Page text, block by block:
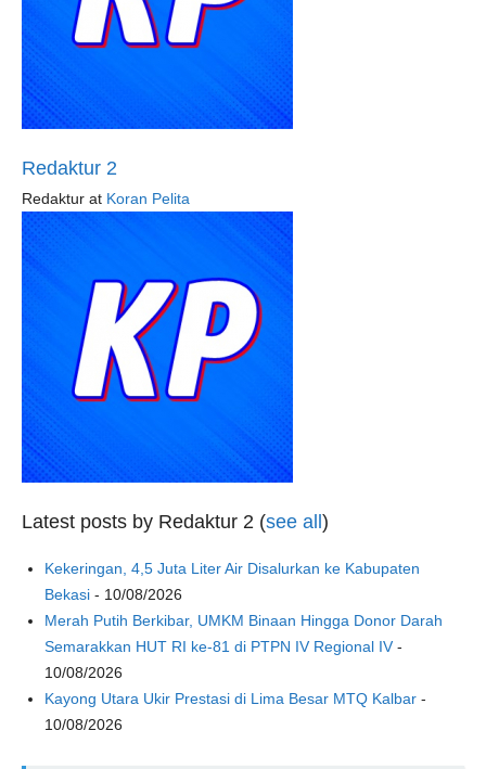
Redaktur 2
Redaktur at Koran Pelita
Latest posts by Redaktur 2 (see all)
Kekeringan, 4,5 Juta Liter Air Disalurkan ke Kabupaten
Bekasi - 10/08/2026
Merah Putih Berkibar, UMKM Binaan Hingga Donor Darah
Semarakkan HUT RI ke-81 di PTPN IV Regional IV -
10/08/2026
Kayong Utara Ukir Prestasi di Lima Besar MTQ Kalbar -
10/08/2026